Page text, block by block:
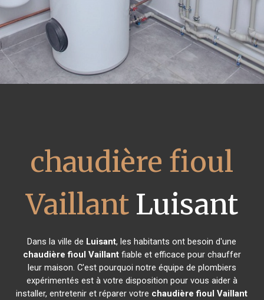
chaudière fioul
VaillantLuisant
Dans la ville de Luisant, les habitants ont besoin d'une
chaudière fioul Vaillantfiable et efficace pour chauffer
leur maison. C'est pourquoi notre équipe de plombiers
expérimentés est à votre disposition pour vous aider à
installer, entretenir et réparer votre chaudière fioul Vaillant